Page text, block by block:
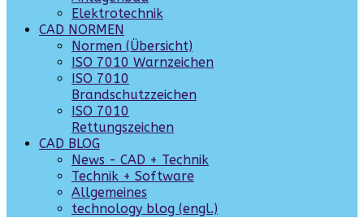
Elektrotechnik
CAD NORMEN
Normen (Übersicht)
ISO 7010 Warnzeichen
ISO 7010
Brandschutzzeichen
ISO 7010
Rettungszeichen
CAD BLOG
News - CAD + Technik
Technik + Software
Allgemeines
technology blog (engl.)